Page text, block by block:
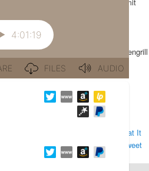
H&ouml;rerinnengrill
en..
Outro
(The Key of
Awesome! - Eat It
Don&#039;t Tweet
It
) .